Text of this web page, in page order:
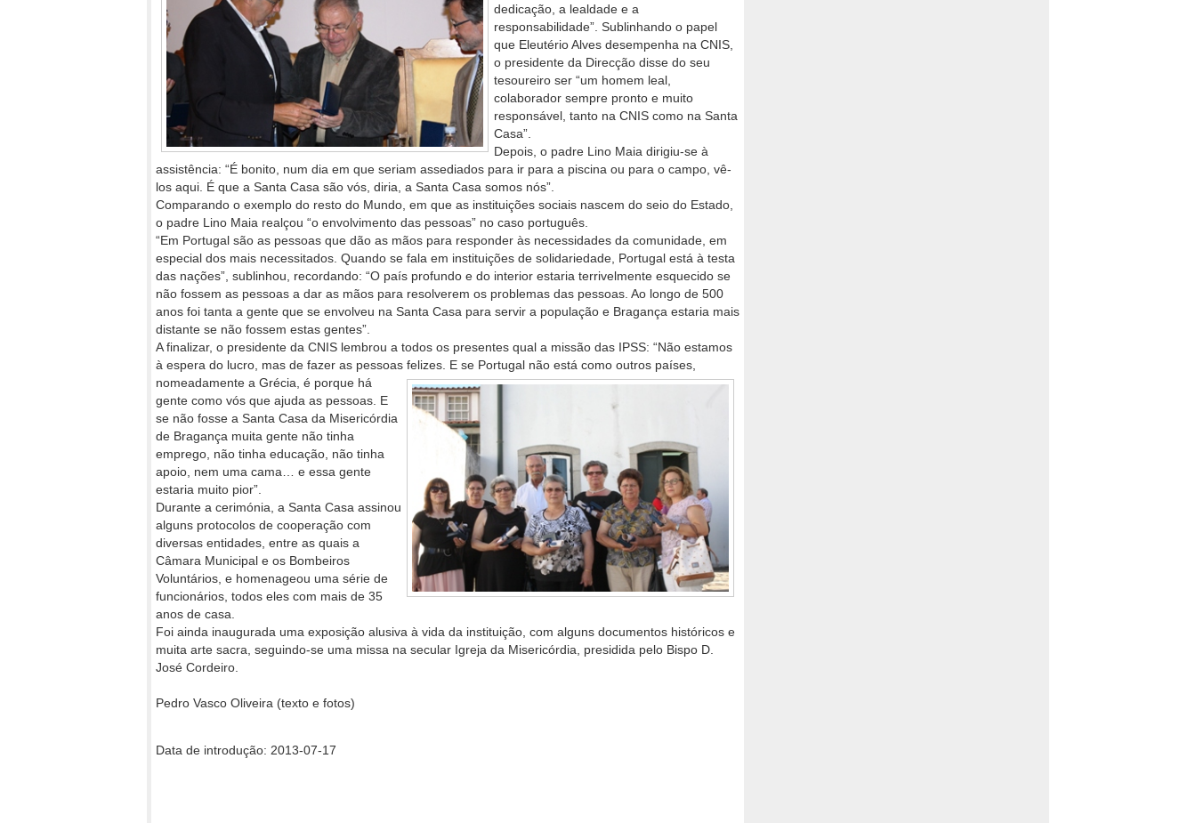
dedicação, a lealdade e a
responsabilidade”. Sublinhando o papel
que Eleutério Alves desempenha na CNIS,
o presidente da Direcção disse do seu
tesoureiro ser “um homem leal,
colaborador sempre pronto e muito
responsável, tanto na CNIS como na Santa
Casa”.
Depois, o padre Lino Maia dirigiu-se à
assistência: “É bonito, num dia em que seriam assediados para ir para a piscina ou para o campo, vê-
los aqui. É que a Santa Casa são vós, diria, a Santa Casa somos nós”.
Comparando o exemplo do resto do Mundo, em que as instituições sociais nascem do seio do Estado,
o padre Lino Maia realçou “o envolvimento das pessoas” no caso português.
“Em Portugal são as pessoas que dão as mãos para responder às necessidades da comunidade, em
especial dos mais necessitados. Quando se fala em instituições de solidariedade, Portugal está à testa
das nações”, sublinhou, recordando: “O país profundo e do interior estaria terrivelmente esquecido se
não fossem as pessoas a dar as mãos para resolverem os problemas das pessoas. Ao longo de 500
anos foi tanta a gente que se envolveu na Santa Casa para servir a população e Bragança estaria mais
distante se não fossem estas gentes”.
A finalizar, o presidente da CNIS lembrou a todos os presentes qual a missão das IPSS: “Não estamos
à espera do lucro, mas de fazer as pessoas felizes. E se Portugal não está como outros países,
nomeadamente a Grécia, é porque há
gente como vós que ajuda as pessoas. E
se não fosse a Santa Casa da Misericórdia
de Bragança muita gente não tinha
emprego, não tinha educação, não tinha
apoio, nem uma cama… e essa gente
estaria muito pior”.
Durante a cerimónia, a Santa Casa assinou
alguns protocolos de cooperação com
diversas entidades, entre as quais a
Câmara Municipal e os Bombeiros
Voluntários, e homenageou uma série de
funcionários, todos eles com mais de 35
anos de casa.
Foi ainda inaugurada uma exposição alusiva à vida da instituição, com alguns documentos históricos e
muita arte sacra, seguindo-se uma missa na secular Igreja da Misericórdia, presidida pelo Bispo D.
José Cordeiro.
Pedro Vasco Oliveira (texto e fotos)
Data de introdução: 2013-07-17